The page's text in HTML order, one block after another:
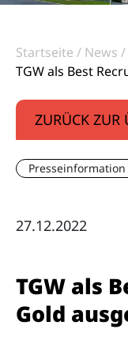
Startseite
News
TGW als Best
ZURÜCK ZUR
Presseinformation
27.12.2022
TGW als
Gold